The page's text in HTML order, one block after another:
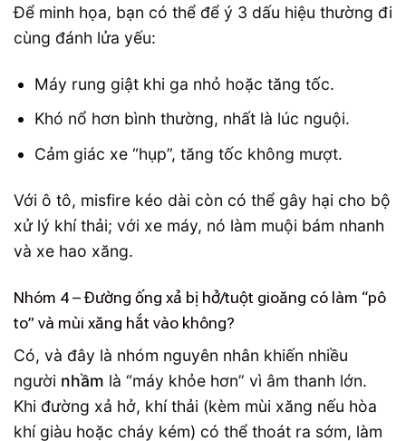
Để minh họa, bạn có thể để ý 3 dấu hiệu thường đi
cùng đánh lửa yếu:
Máy rung giật khi ga nhỏ hoặc tăng tốc.
Khó nổ hơn bình thường, nhất là lúc nguội.
Cảm giác xe “hụp”, tăng tốc không mượt.
Với ô tô, misfire kéo dài còn có thể gây hại cho bộ
xử lý khí thải; với xe máy, nó làm muội bám nhanh
và xe hao xăng.
Nhóm 4 – Đường ống xả bị hở/tuột gioăng có làm “pô
to” và mùi xăng hắt vào không?
Có, và đây là nhóm nguyên nhân khiến nhiều
người nhầm là “máy khỏe hơn” vì âm thanh lớn.
Khi đường xả hở, khí thải (kèm mùi xăng nếu hòa
khí giàu hoặc cháy kém) có thể thoát ra sớm, làm